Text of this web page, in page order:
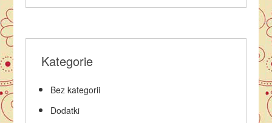
Kategorie
Bez kategorii
Dodatki